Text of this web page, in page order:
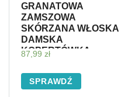
GRANATOWA
ZAMSZOWA
SKÓRZANA WŁOSKA
DAMSKA
KOPERTÓWKA
WIECZOROWA
KOKTAJLOWA N12
87,99 zł
SPRAWDŹ